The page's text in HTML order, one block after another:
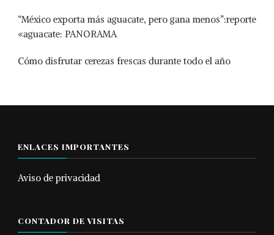
“México exporta más aguacate, pero gana menos”:reporte
«aguacate: PANORAMA
Cómo disfrutar cerezas frescas durante todo el año
ENLACES IMPORTANTES
Aviso de privacidad
CONTADOR DE VISITAS